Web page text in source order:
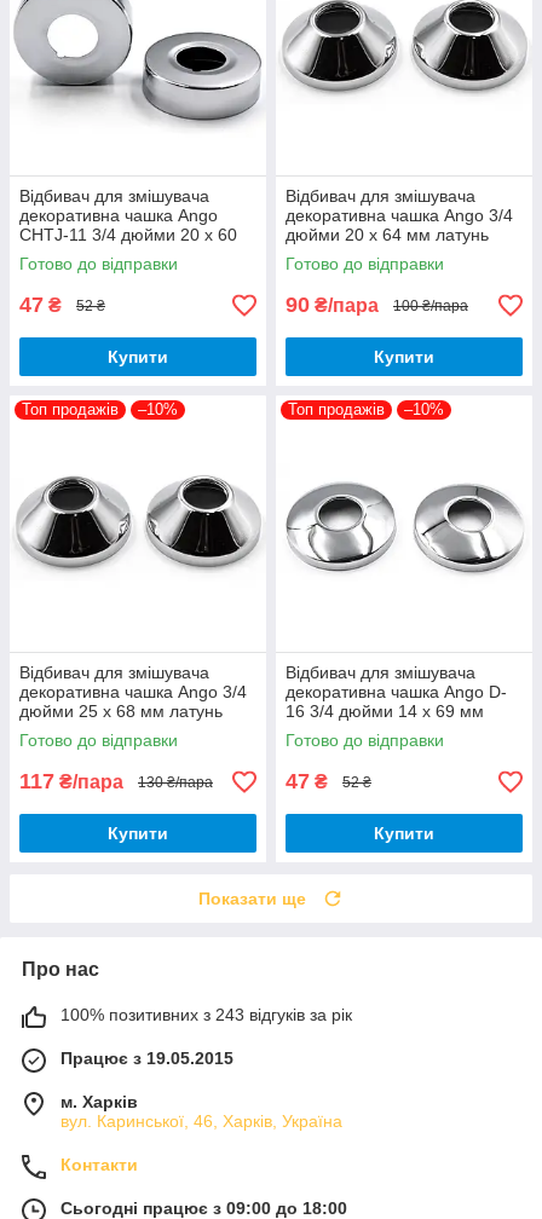
Відбивач для змішувача
декоративна чашка Ango
CHTJ-11 3/4 дюйми 20 х 60
мм латунь 1 штука
Готово до відправки
47 ₴ 52 ₴
Купити
Відбивач для змішувача
декоративна чашка Ango 3/4
дюйми 20 х 64 мм латунь
пара
Готово до відправки
90 ₴/пара 100 ₴/пара
Купити
Топ продажів –10%
Відбивач для змішувача
декоративна чашка Ango 3/4
дюйми 25 х 68 мм латунь
пара
Готово до відправки
117 ₴/пара 130 ₴/пара
Купити
Топ продажів –10%
Відбивач для змішувача
декоративна чашка Ango D-
16 3/4 дюйми 14 х 69 мм
латунь 1 штука
Готово до відправки
47 ₴ 52 ₴
Купити
Показати ще
Про нас
100% позитивних з 243 відгуків за рік
Працює з 19.05.2015
м. Харків
вул. Каринської, 46, Харків, Україна
Контакти
Сьогодні працює з 09:00 до 18:00